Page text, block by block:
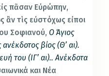
πᾶσαν Εὐρώπην,
ἂν τὶς εὐστόχως εἰποι
Σοφιανού, Ο Άγιος
βίος (Θ’ αι).
του (ΙΓ’ αι).. Ανέκδοτα
και Νέα